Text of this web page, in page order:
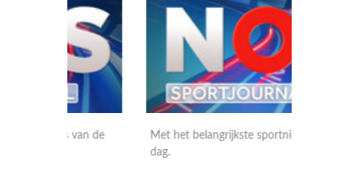
Met het belangrijkste sportnieuws van de